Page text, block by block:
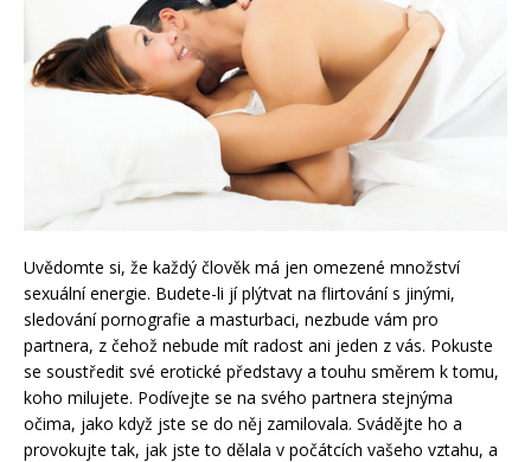
Uvědomte si, že každý člověk má jen omezené množství
sexuální energie. Budete-li jí plýtvat na flirtování s jinými,
sledování pornografie a masturbaci, nezbude vám pro
partnera, z čehož nebude mít radost ani jeden z vás. Pokuste
se soustředit své erotické představy a touhu směrem k tomu,
koho milujete. Podívejte se na svého partnera stejnýma
očima, jako když jste se do něj zamilovala. Svádějte ho a
provokujte tak, jak jste to dělala v počátcích vašeho vztahu, a